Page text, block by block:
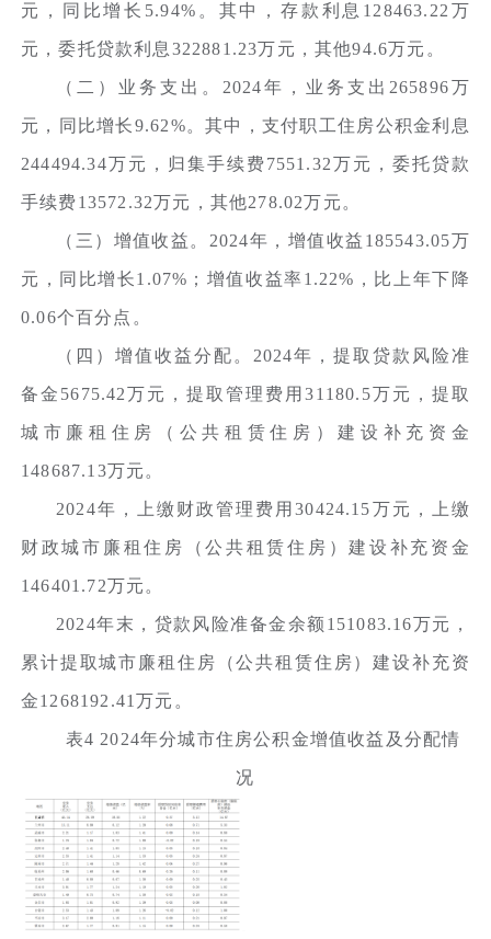
元，同比增长5.94%。其中，存款利息128463.22万
元，委托贷款利息322881.23万元，其他94.6万元。
（二）业务支出。2024年，业务支出265896万
元，同比增长9.62%。其中，支付职工住房公积金利息
244494.34万元，归集手续费7551.32万元，委托贷款
手续费13572.32万元，其他278.02万元。
（三）增值收益。2024年，增值收益185543.05万
元，同比增长1.07%；增值收益率1.22%，比上年下降
0.06个百分点。
（四）增值收益分配。2024年，提取贷款风险准
备金5675.42万元，提取管理费用31180.5万元，提取
城市廉租住房（公共租赁住房）建设补充资金
148687.13万元。
2024年，上缴财政管理费用30424.15万元，上缴
财政城市廉租住房（公共租赁住房）建设补充资金
146401.72万元。
2024年末，贷款风险准备金余额151083.16万元，
累计提取城市廉租住房（公共租赁住房）建设补充资
金1268192.41万元。
表4 2024年分城市住房公积金增值收益及分配情
况